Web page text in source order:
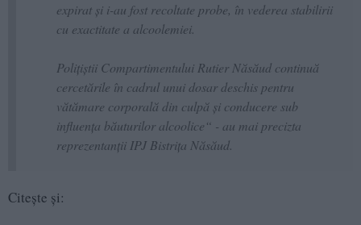
expirat și i-au fost recoltate probe, în vederea stabilirii
cu exactitate a alcoolemiei.
Polițiștii Compartimentului Rutier Năsăud continuă
cercetările în cadrul unui dosar deschis pentru
vătămare corporală din culpă și conducere sub
influența băuturilor alcoolice“ - au mai precizta
reprezentanții IPJ Bistrița Năsăud.
Citește și: